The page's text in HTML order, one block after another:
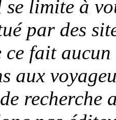
limite à
par des
ce fait
aux
recherche